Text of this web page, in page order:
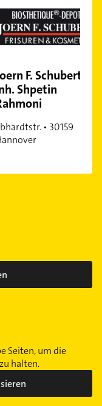
F. Schubert
Shpetin
• 30159
Seiten, um die
halten.